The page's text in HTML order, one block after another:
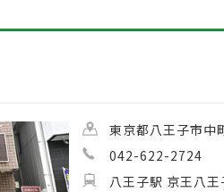
東京都八王子市中
042-622-2724
八王子駅 京王八王